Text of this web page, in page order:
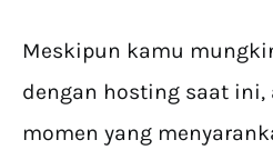
Meskipun kamu
dengan hosting saat ini,
momen yang